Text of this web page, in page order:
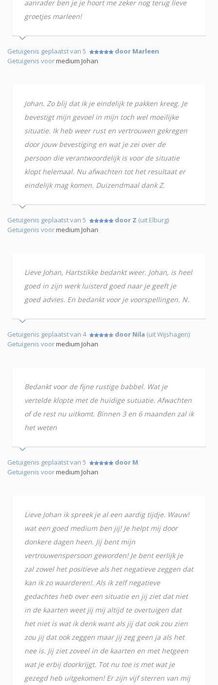
aanrader ben je je hoort me zeker nog terug lieve
groetjes marleen!
Getuigenis geplaatst van 5
door Marleen
Getuigenis voormedium Johan
Johan. Zo blij dat ik je eindelijk te pakken kreeg. Je
bevestigt mijn gevoel in mijn toch wel moeilijke
situatie. Ik heb weer rust en vertrouwen gekregen
door jouw bevestiging en wat je zei over de
persoon die verantwoordelijk is voor de situatie
klopt helemaal. Nu afwachten tot het resultaat er
eindelijk mag komen. Duizendmaal dank Z.
Getuigenis geplaatst van 5 door Z (uit Elburg)
Getuigenis voormedium Johan
Lieve Johan, Hartstikke bedankt weer. Johan, is heel
goed in zijn werk luisterd goed naar je geeft je
goed advies. En bedankt voor je voorspellingen. N.
Getuigenis geplaatst van 4 door Nila (uit Wijshagen)
Getuigenis voormedium Johan
Bedankt voor de fijne rustige babbel. Wat je
vertelde klopte met de huidige sutuatie. Afwachten
of de rest nu uitkomt. Binnen 3 en 6 maanden zal ik
het weten
Getuigenis geplaatst van 5
door M
Getuigenis voormedium Johan
Lieve Johan ik spreek je al een aardig tijdje. Wauw!
wat een goed medium ben jij! Je helpt mij door
donkere dagen heen. Jij bent mijn
vertrouwenspersoon geworden! Je bent eerlijk je
zal zowel het positieve als het negatieve zeggen dat
kan ik zo waarderen!. Als ik zelf negatieve
gedachtes heb over een situatie en jij ziet dat niet
in de kaarten weet jij mij altijd te overtuigen dat
het niet is wat ik denk want als jij dat ook zou zien
zou jij dat ook zeggen maar jij zeg geen ja als het
nee is. Jij ziet zoveel in de kaarten en met hetgeen
wat je erbij doorkrijgt. Tot nu toe is met wat je
gezegd heb uitgekomen! Er zijn vijf sterren van mij